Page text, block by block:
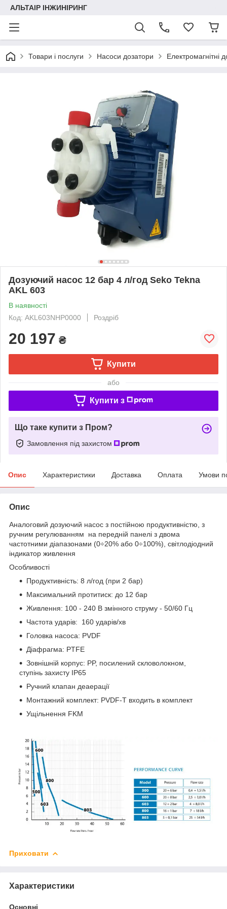
АЛЬТАІР ІНЖИНІРИНГ
Товари і послуги Насоси дозатори Електромагнітні
Дозуючий насос 12 бар 4 л/год Seko Tekna
AKL 603
В наявності
Код: AKL603NHP0000
Роздріб
20 197 ₴
Купити
або
Купити з
Що таке купити з Пром?
Замовлення під захистом
Опис Характеристики Доставка Оплата Умови
Опис
Аналоговий дозуючий насос з постійною продуктивністю, з
ручним регулюванням на передній панелі з двома
частотними діапазонами (0÷20% або 0÷100%), світлодіодний
індикатор живлення
Особливості
Продуктивність: 8 л/год (при 2 бар)
Максимальний протитиск: до 12 бар
Живлення: 100 - 240 В змінного струму - 50/60 Гц
Частота ударів: 160 ударів/хв
Головка насоса: PVDF
Діафрагма: PTFE
Зовнішній корпус: PP, посилений скловолокном,
ступінь захисту IP65
Ручний клапан деаерації
Монтажний комплект: PVDF-T входить в комплект
Ущільнення FKM
Приховати
Характеристики
Основні